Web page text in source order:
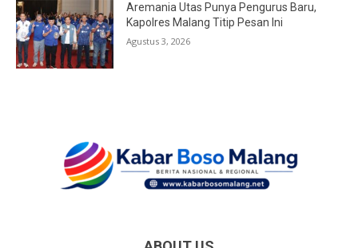
Aremania Utas Punya Pengurus Baru,
Kapolres Malang Titip Pesan Ini
Agustus 3, 2026